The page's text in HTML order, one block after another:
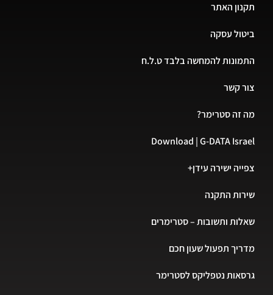
תקנון האתר
ביטול עסקה
התמונות להמחשה בלבד ט.ל.ח
צור קשר
מה זה סטרימר?
Download | G-DATA Israel
צפייה ישירה עידן+
שירות התקנה
שאלות ותשובות – סטרימרים
מדריך תפעול שעון חכם
גרסאות נטפליקס לסטרימר